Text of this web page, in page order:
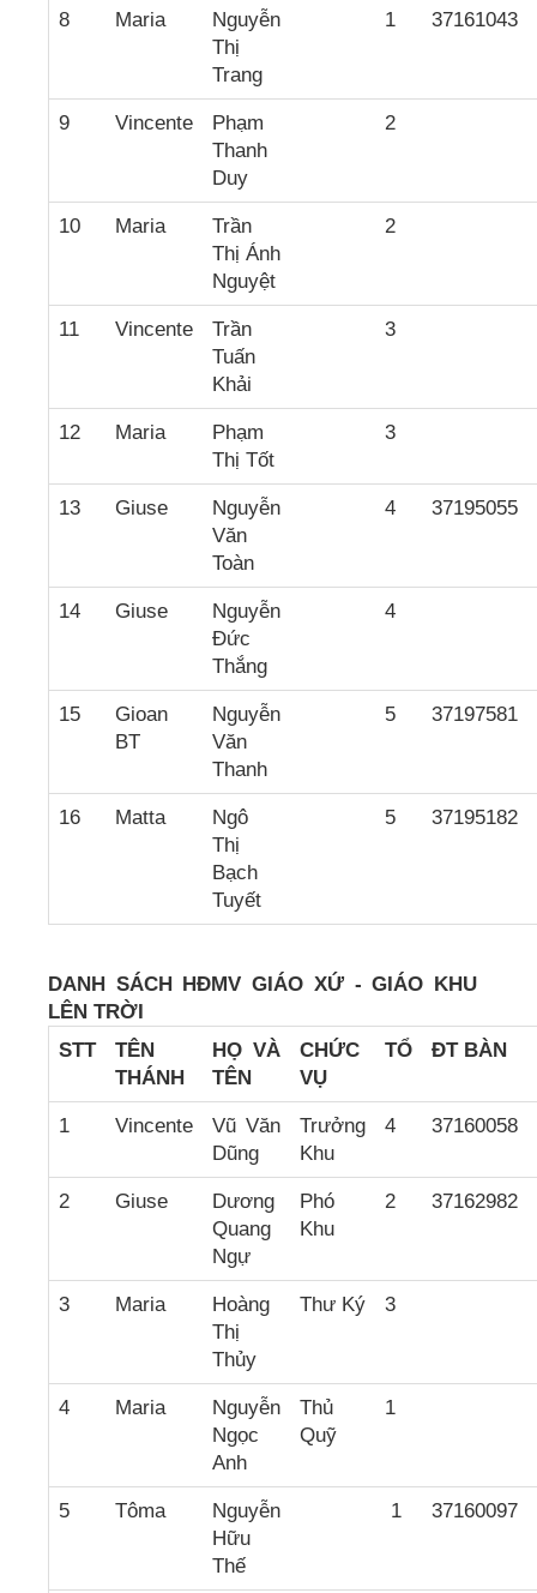
8 Maria
Nguyễn
Thị
Trang
1 37161043
9 Vincente
Phạm
Thanh
Duy
2
10 Maria
Trần
Thị Ánh
Nguyệt
2
11 Vincente
Trần
Tuấn
Khải
3
12 Maria
Phạm
Thị Tốt
3
13 Giuse
Nguyễn
Văn
Toàn
4 37195055
14 Giuse
Nguyễn
Đức
Thắng
4
15
Gioan
BT
Nguyễn
Văn
Thanh
5 37197581
16 Matta
Ngô
Thị
Bạch
Tuyết
5 37195182
DANH SÁCH HĐMV GIÁO XỨ - GIÁO KHU
LÊN TRỜI
STT
TÊN
THÁNH
HỌ VÀ
TÊN
CHỨC
VỤ
TỔ ĐT BÀN
1 Vincente
Vũ Văn
Dũng
Trưởng
Khu
4 37160058
2 Giuse
Dương
Quang
Ngự
Phó
Khu
2 37162982
3 Maria
Hoàng
Thị
Thủy
Thư Ký 3
4 Maria
Nguyễn
Ngọc
Anh
Thủ
Quỹ
1
5 Tôma
Nguyễn
Hữu
Thế
1 37160097